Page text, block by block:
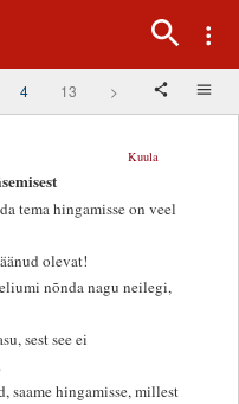
4 13 >
Kuula
tema hingamisse on veel
olevat!
nõnda nagu neilegi,
sest see ei
saame hingamisse, millest